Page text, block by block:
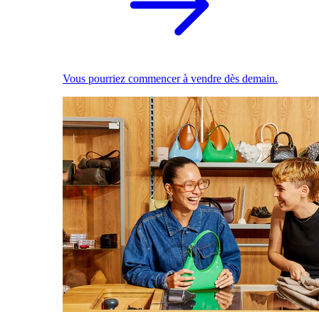
Vous pourriez commencer à vendre dès demain.